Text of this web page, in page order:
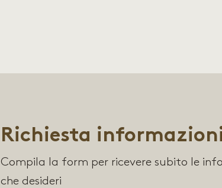
Richiesta informazioni
Compila la form per ricevere subito le
che desideri